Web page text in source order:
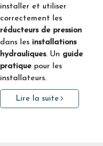
installer et utiliser
correctement les
réducteurs de pression
dans les installations
hydrauliques. Un guide
pratique pour les
installateurs.
Lire la suite